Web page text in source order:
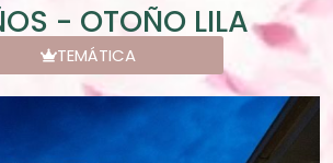
- OTOÑO LILA
TEMÁTICA